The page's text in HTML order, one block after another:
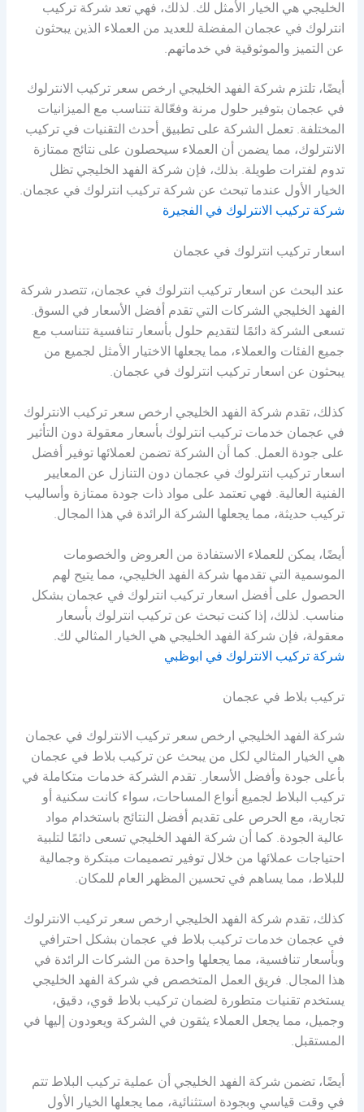
الخليجي هي الخيار الأمثل لك. لذلك، فهي تعد شركة تركيب
انترلوك في عجمان المفضلة للعديد من العملاء الذين يبحثون
عن التميز والموثوقية في خدماتهم.
أيضًا، تلتزم شركة الفهد الخليجي ارخص سعر تركيب الانترلوك
في عجمان بتوفير حلول مرنة وفعّالة تتناسب مع الميزانيات
المختلفة. تعمل الشركة على تطبيق أحدث التقنيات في تركيب
الانترلوك، مما يضمن أن العملاء سيحصلون على نتائج ممتازة
تدوم لفترات طويلة. بذلك، فإن شركة الفهد الخليجي تظل
الخيار الأول عندما تبحث عن شركة تركيب انترلوك في عجمان.
شركة تركيب الانترلوك في الفجيرة
اسعار تركيب انترلوك في عجمان
عند البحث عن اسعار تركيب انترلوك في عجمان، تتصدر شركة
الفهد الخليجي الشركات التي تقدم أفضل الأسعار في السوق.
تسعى الشركة دائمًا لتقديم حلول بأسعار تنافسية تتناسب مع
جميع الفئات والعملاء، مما يجعلها الاختيار الأمثل لجميع من
يبحثون عن اسعار تركيب انترلوك في عجمان.
كذلك، تقدم شركة الفهد الخليجي ارخص سعر تركيب الانترلوك
في عجمان خدمات تركيب انترلوك بأسعار معقولة دون التأثير
على جودة العمل. كما أن الشركة تضمن لعملائها توفير أفضل
اسعار تركيب انترلوك في عجمان دون التنازل عن المعايير
الفنية العالية. فهي تعتمد على مواد ذات جودة ممتازة وأساليب
تركيب حديثة، مما يجعلها الشركة الرائدة في هذا المجال.
أيضًا، يمكن للعملاء الاستفادة من العروض والخصومات
الموسمية التي تقدمها شركة الفهد الخليجي، مما يتيح لهم
الحصول على أفضل اسعار تركيب انترلوك في عجمان بشكل
مناسب. لذلك، إذا كنت تبحث عن تركيب انترلوك بأسعار
معقولة، فإن شركة الفهد الخليجي هي الخيار المثالي لك.
شركة تركيب الانترلوك في ابوظبي
تركيب بلاط في عجمان
شركة الفهد الخليجي ارخص سعر تركيب الانترلوك في عجمان
هي الخيار المثالي لكل من يبحث عن تركيب بلاط في عجمان
بأعلى جودة وأفضل الأسعار. تقدم الشركة خدمات متكاملة في
تركيب البلاط لجميع أنواع المساحات، سواء كانت سكنية أو
تجارية، مع الحرص على تقديم أفضل النتائج باستخدام مواد
عالية الجودة. كما أن شركة الفهد الخليجي تسعى دائمًا لتلبية
احتياجات عملائها من خلال توفير تصميمات مبتكرة وجمالية
للبلاط، مما يساهم في تحسين المظهر العام للمكان.
كذلك، تقدم شركة الفهد الخليجي ارخص سعر تركيب الانترلوك
في عجمان خدمات تركيب بلاط في عجمان بشكل احترافي
وبأسعار تنافسية، مما يجعلها واحدة من الشركات الرائدة في
هذا المجال. فريق العمل المتخصص في شركة الفهد الخليجي
يستخدم تقنيات متطورة لضمان تركيب بلاط قوي، دقيق،
وجميل، مما يجعل العملاء يثقون في الشركة ويعودون إليها في
المستقبل.
أيضًا، تضمن شركة الفهد الخليجي أن عملية تركيب البلاط تتم
في وقت قياسي وبجودة استثنائية، مما يجعلها الخيار الأول